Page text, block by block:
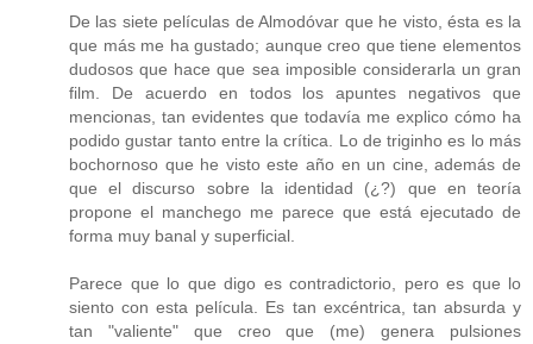
De las siete películas de Almodóvar que he visto, ésta es la
que más me ha gustado; aunque creo que tiene elementos
dudosos que hace que sea imposible considerarla un gran
film. De acuerdo en todos los apuntes negativos que
mencionas, tan evidentes que todavía me explico cómo ha
podido gustar tanto entre la crítica. Lo de triginho es lo más
bochornoso que he visto este año en un cine, además de
que el discurso sobre la identidad (¿?) que en teoría
propone el manchego me parece que está ejecutado de
forma muy banal y superficial.
Parece que lo que digo es contradictorio, pero es que lo
siento con esta película. Es tan excéntrica, tan absurda y
tan "valiente" que creo que (me) genera pulsiones